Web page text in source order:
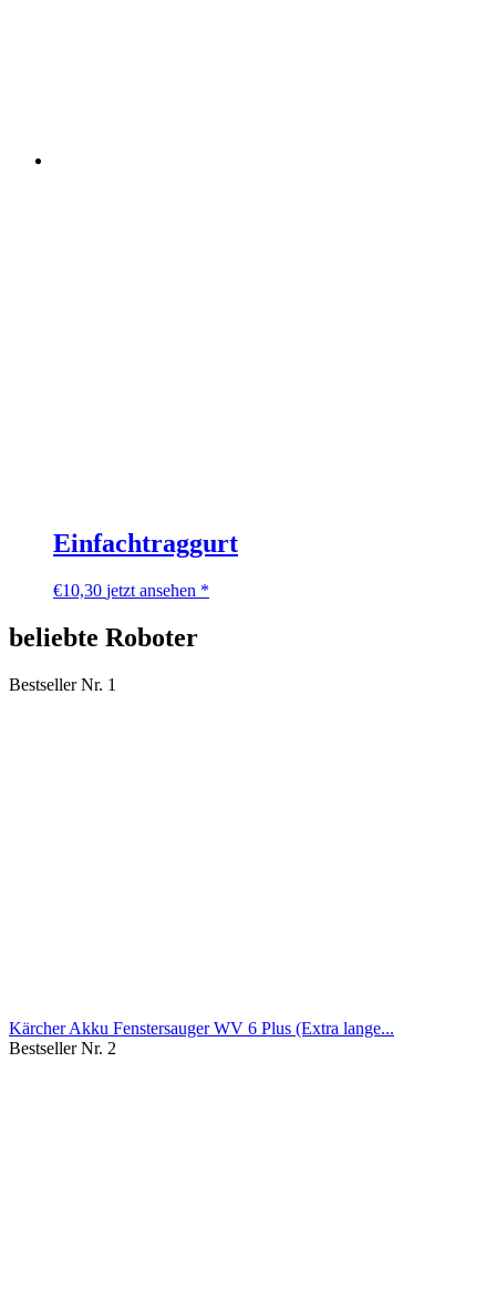
Einfachtraggurt
€10,30 jetzt ansehen *
beliebte Roboter
Bestseller Nr. 1
Kärcher Akku Fenstersauger WV 6 Plus (Extra lange...
Bestseller Nr. 2